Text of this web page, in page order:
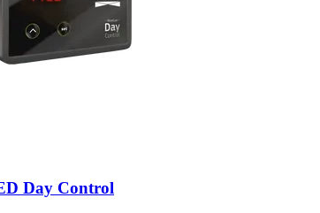
Day Control